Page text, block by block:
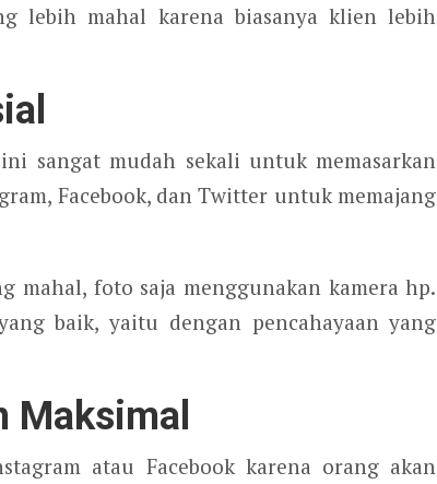
lebih mahal karena biasanya klien lebih
sangat mudah sekali untuk memasarkan
Facebook, dan Twitter untuk memajang
mahal, foto saja menggunakan kamera hp.
baik, yaitu dengan pencahayaan yang
Maksimal
atau Facebook karena orang akan